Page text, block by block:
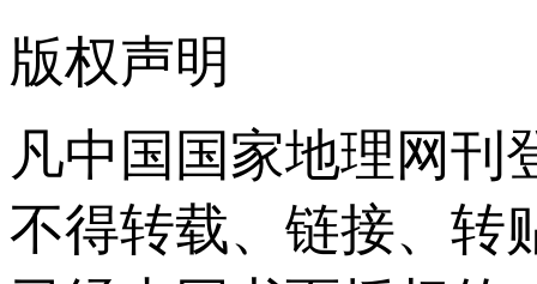
版权声明
凡中国国家地理网刊
不得转载、链接、转